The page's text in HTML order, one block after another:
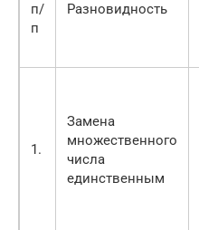
п/
п
Разновидность
1.
Замена
множественного
числа
единственным